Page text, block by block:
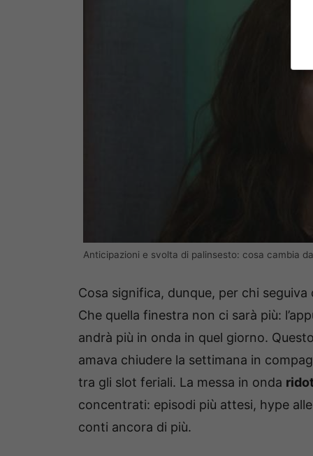
Anticipazioni e svolta di palinsesto: cosa cambia
Cosa significa, dunque, per chi
Che quella finestra non ci sarà più:
andrà più in onda in quel giorno.
amava chiudere la settimana in
tra gli slot feriali. La messa in onda
concentrati: episodi più attesi, hype
conti ancora di più.